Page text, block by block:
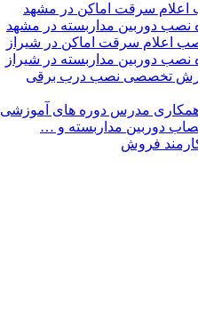
اعلام سرقت اماکن در مشهد
نصب دوربین مداربسته در مشهد
اعلام سرقت اماکن در شیراز
نصب دوربین مداربسته در شیراز
تخصصی نصب درب برقی
مدرس دوره های آموزشی
دوربین مداربسته و …
فروش